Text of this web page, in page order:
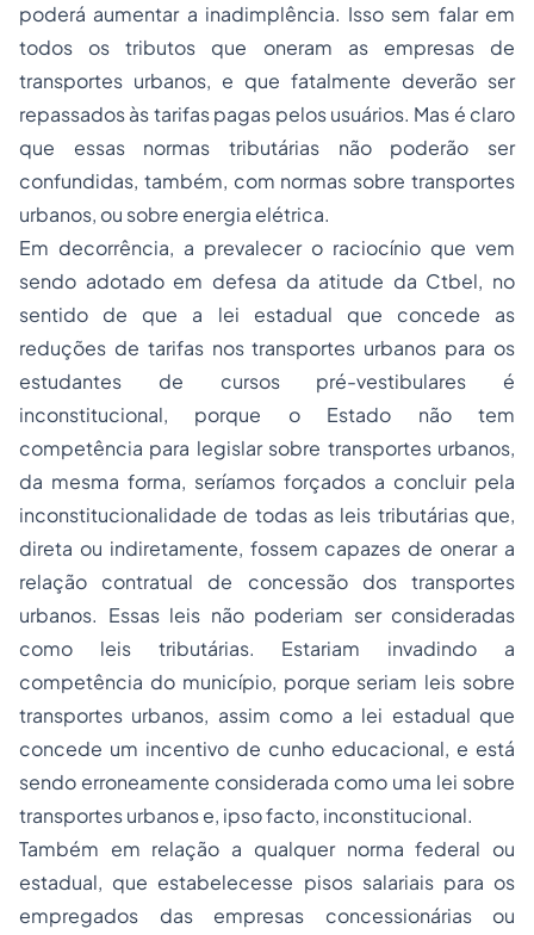
poderá aumentar a inadimplência. Isso sem falar em
todos os tributos que oneram as empresas de
transportes urbanos, e que fatalmente deverão ser
repassados às tarifas pagas pelos usuários. Mas é claro
que essas normas tributárias não poderão ser
confundidas, também, com normas sobre transportes
urbanos, ou sobre energia elétrica.
Em decorrência, a prevalecer o raciocínio que vem
sendo adotado em defesa da atitude da Ctbel, no
sentido de que a lei estadual que concede as
reduções de tarifas nos transportes urbanos para os
estudantes de cursos pré-vestibulares é
inconstitucional, porque o Estado não tem
competência para legislar sobre transportes urbanos,
da mesma forma, seríamos forçados a concluir pela
inconstitucionalidade de todas as leis tributárias que,
direta ou indiretamente, fossem capazes de onerar a
relação contratual de concessão dos transportes
urbanos. Essas leis não poderiam ser consideradas
como leis tributárias. Estariam invadindo a
competência do município, porque seriam leis sobre
transportes urbanos, assim como a lei estadual que
concede um incentivo de cunho educacional, e está
sendo erroneamente considerada como uma lei sobre
transportes urbanos e, ipso facto, inconstitucional.
Também em relação a qualquer norma federal ou
estadual, que estabelecesse pisos salariais para os
empregados das empresas concessionárias ou